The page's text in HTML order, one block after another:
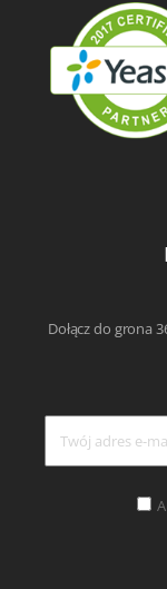
Dołącz do grona